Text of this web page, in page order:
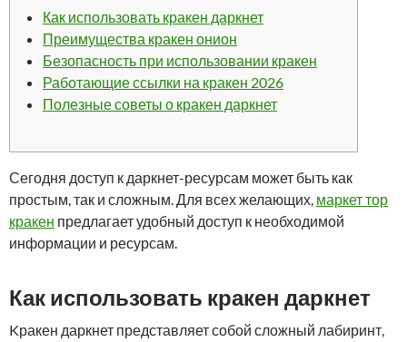
Как использовать кракен даркнет
Преимущества кракен онион
Безопасность при использовании кракен
Работающие ссылки на кракен 2026
Полезные советы о кракен даркнет
Сегодня доступ к даркнет-ресурсам может быть как
простым, так и сложным. Для всех желающих, маркет тор
кракен предлагает удобный доступ к необходимой
информации и ресурсам.
Как использовать кракен даркнет
Kракен даркнет представляет собой сложный лабиринт,